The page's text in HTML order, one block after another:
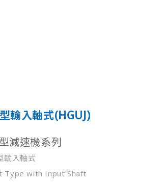
輸入軸式(HGUJ)
減速機系列
輸入軸式
Type with Input Shaft